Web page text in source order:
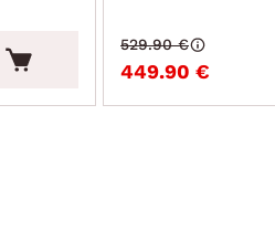
449.90 €
529.90 €